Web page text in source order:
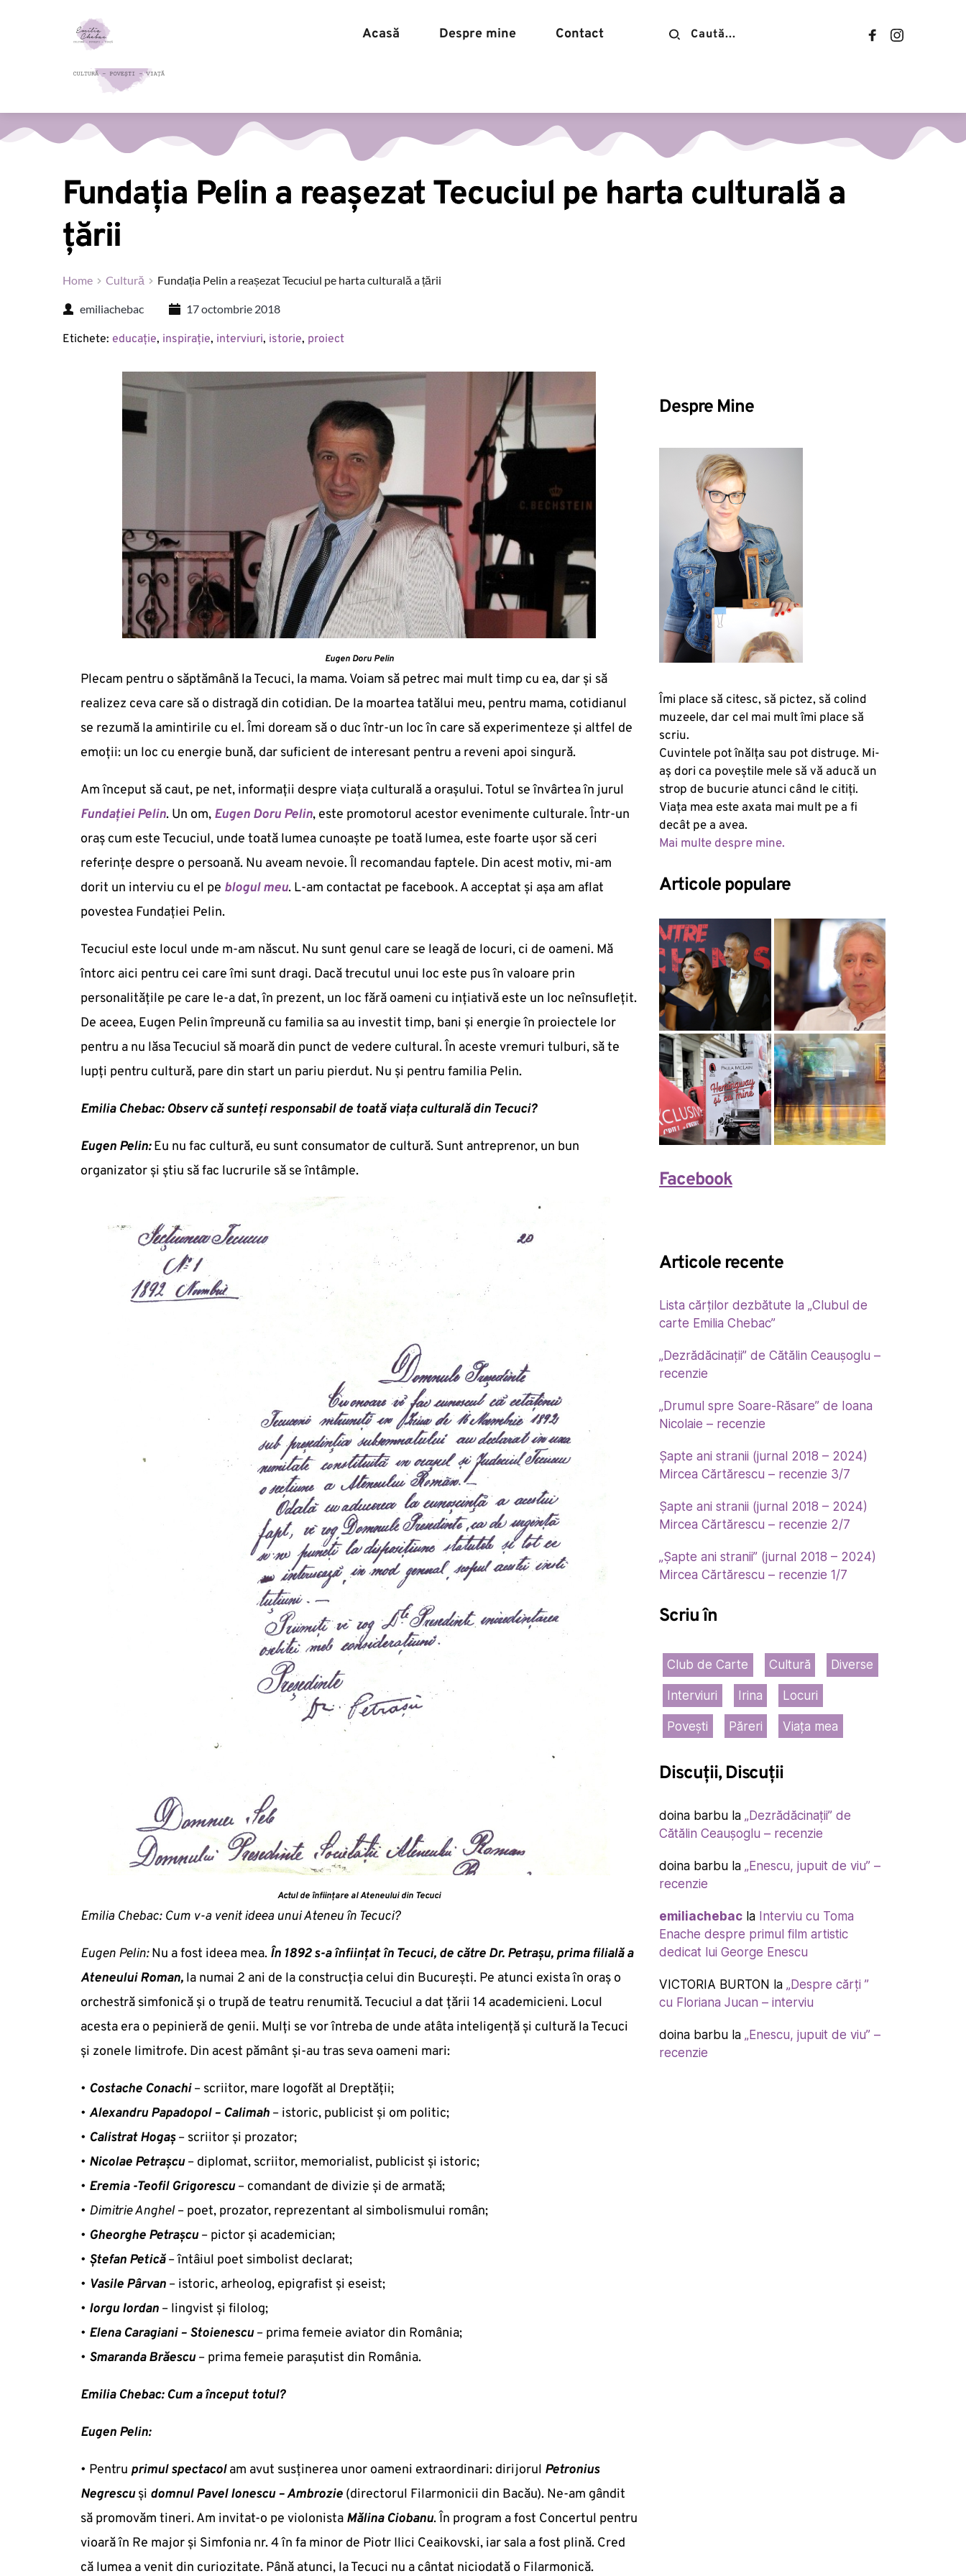
Acasă Despre mine
Contact
Fundația Pelin a reașezat Tecuciul pe harta culturală a
țării
Home Cultură Fundația Pelin a reașezat Tecuciul pe harta culturală a țării
emiliachebac 17 octombrie 2018
Etichete: educație, inspirație, interviuri, istorie, proiect
Eugen Doru Pelin
Plecam pentru o săptămână la Tecuci, la mama. Voiam să petrec mai mult timp cu ea, dar și să
realizez ceva care să o distragă din cotidian. De la moartea tatălui meu, pentru mama, cotidianul
se rezumă la amintirile cu el. Îmi doream să o duc într-un loc în care să experimenteze și altfel de
emoții: un loc cu energie bună, dar suficient de interesant pentru a reveni apoi singură.
Am început să caut, pe net, informații despre viața culturală a orașului. Totul se învârtea în jurul
Fundației Pelin. Un om, Eugen Doru Pelin, este promotorul acestor evenimente culturale. Într-un
oraş cum este Tecuciul, unde toată lumea cunoaște pe toată lumea, este foarte ușor să ceri
referințe despre o persoană. Nu aveam nevoie. Îl recomandau faptele. Din acest motiv, mi-am
dorit un interviu cu el pe blogul meu. L-am contactat pe facebook. A acceptat și așa am aflat
povestea Fundației Pelin.
Tecuciul este locul unde m-am născut. Nu sunt genul care se leagă de locuri, ci de oameni. Mă
întorc aici pentru cei care îmi sunt dragi. Dacă trecutul unui loc este pus în valoare prin
personalitățile pe care le-a dat, în prezent, un loc fără oameni cu ințiativă este un loc neînsuflețit.
De aceea, Eugen Pelin împreună cu familia sa au investit timp, bani și energie în proiectele lor
pentru a nu lăsa Tecuciul să moară din punct de vedere cultural. În aceste vremuri tulburi, să te
lupți pentru cultură, pare din start un pariu pierdut. Nu și pentru familia Pelin.
Emilia Chebac: Observ că sunteți responsabil de toată viața culturală din Tecuci?
Eugen Pelin:Eu nu fac cultură, eu sunt consumator de cultură. Sunt antreprenor, un bun
organizator și știu să fac lucrurile să se întâmple.
Actul de înființare al Ateneului din Tecuci
Emilia Chebac: Cum v-a venit ideea unui Ateneu în Tecuci?
Eugen Pelin:Nu a fost ideea mea. În 1892 s-a înfiinţat în Tecuci, de către Dr. Petrașu, prima filială a
Ateneului Roman, la numai 2 ani de la construcția celui din Bucureşti. Pe atunci exista în oraș o
orchestră simfonică și o trupă de teatru renumită. Tecuciul a dat țării 14 academicieni. Locul
acesta era o pepinieră de genii. Mulți se vor întreba de unde atâta inteligență și cultură la Tecuci
și zonele limitrofe. Din acest pământ și-au tras seva oameni mari:
• Costache Conachi– scriitor, mare logofăt al Dreptăţii;
• Alexandru Papadopol – Calimah – istoric, publicist şi om politic;
• Calistrat Hogaş– scriitor şi prozator;
• Nicolae Petraşcu– diplomat, scriitor, memorialist, publicist și istoric;
• Eremia -Teofil Grigorescu– comandant de divizie şi de armată;
• Dimitrie Anghel– poet, prozator, reprezentant al simbolismului român;
• Gheorghe Petraşcu– pictor şi academician;
• Ştefan Petică – întâiul poet simbolist declarat;
• Vasile Pârvan – istoric, arheolog, epigrafist şi eseist;
• Iorgu Iordan – lingvist şi filolog;
• Elena Caragiani – Stoienescu– prima femeie aviator din România;
• Smaranda Brăescu– prima femeie paraşutist din România.
Emilia Chebac: Cum a început totul?
Eugen Pelin:
• Pentru primul spectacol am avut susținerea unor oameni extraordinari: dirijorul Petronius
Negrescu și domnul Pavel Ionescu – Ambrozie (directorul Filarmonicii din Bacău). Ne-am gândit
să promovăm tineri. Am invitat-o pe violonista Mălina Ciobanu. În program a fost Concertul pentru
vioară în Re major și Simfonia nr. 4 în fa minor de Piotr Ilici Ceaikovski, iar sala a fost plină. Cred
că lumea a venit din curiozitate. Până atunci, la Tecuci nu a cântat niciodată o Filarmonică.
Despre Mine
Îmi place să citesc, să pictez, să colind
muzeele, dar cel mai mult îmi place să
scriu.
Cuvintele pot înălța sau pot distruge. Mi-
aș dori ca poveștile mele să vă aducă un
strop de bucurie atunci când le citiți.
Viața mea este axata mai mult pe a fi
decât pe a avea.
Mai multe despre mine.
Articole populare
Facebook
Articole recente
Lista cărților dezbătute la „Clubul de
carte Emilia Chebac”
„Dezrădăcinații” de Cătălin Ceaușoglu –
recenzie
„Drumul spre Soare-Răsare” de Ioana
Nicolaie – recenzie
Șapte ani stranii (jurnal 2018 – 2024)
Mircea Cărtărescu – recenzie 3/7
Șapte ani stranii (jurnal 2018 – 2024)
Mircea Cărtărescu – recenzie 2/7
„Șapte ani stranii” (jurnal 2018 – 2024)
Mircea Cărtărescu – recenzie 1/7
Scriu în
Club de Carte Cultură Diverse
Interviuri Irina Locuri
Povești Păreri Viața mea
Discuții, Discuții
doina barbu la „Dezrădăcinații” de
Cătălin Ceaușoglu – recenzie
doina barbu la „Enescu, jupuit de viu” –
recenzie
emiliachebac la Interviu cu Toma
Enache despre primul film artistic
dedicat lui George Enescu
VICTORIA BURTON la „Despre cărți ”
cu Floriana Jucan – interviu
doina barbu la „Enescu, jupuit de viu” –
recenzie